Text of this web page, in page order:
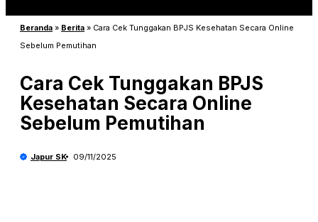
Beranda » Berita » Cara Cek Tunggakan BPJS Kesehatan Secara Online
Sebelum Pemutihan
Cara Cek Tunggakan BPJS
Kesehatan Secara Online
Sebelum Pemutihan
Japur SK 09/11/2025